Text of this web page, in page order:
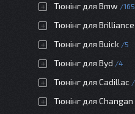
Тюнінг для Bmw 165
Тюнінг для Brilliance
Тюнінг для Buick 5
Тюнінг для Byd 4
Тюнінг для Cadillac
Тюнінг для Changan